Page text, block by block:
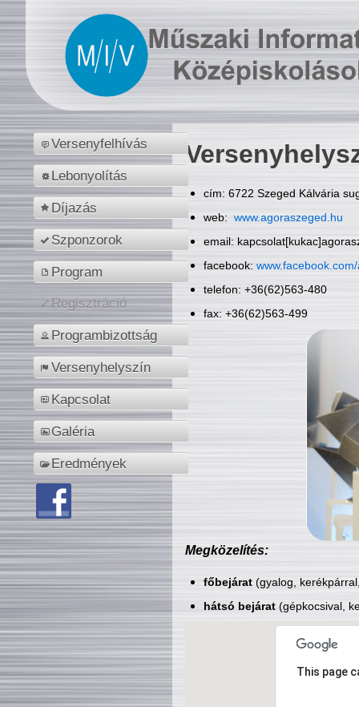
Versenyfelhívás
Lebonyolítás
Díjazás
Szponzorok
Program
Regisztráció
Programbizottság
Versenyhelyszín
Kapcsolat
Galéria
Eredmények
cím: 6722 Szeged Kálvária
web: www.agoraszeged.hu
email:
facebook:
telefon: +36(62)563-480
fax: +36(62)563-499
Megközelítés:
főbejárat(gyalog,
hátsó bejárat(gépkocsival,
This page